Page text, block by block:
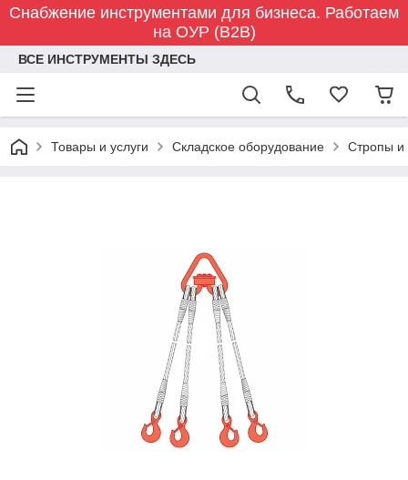
Снабжение инструментами для бизнеса. Работаем
на ОУР (B2B)
ВСЕ ИНСТРУМЕНТЫ ЗДЕСЬ
Товары и услуги Складское оборудование Стропы и